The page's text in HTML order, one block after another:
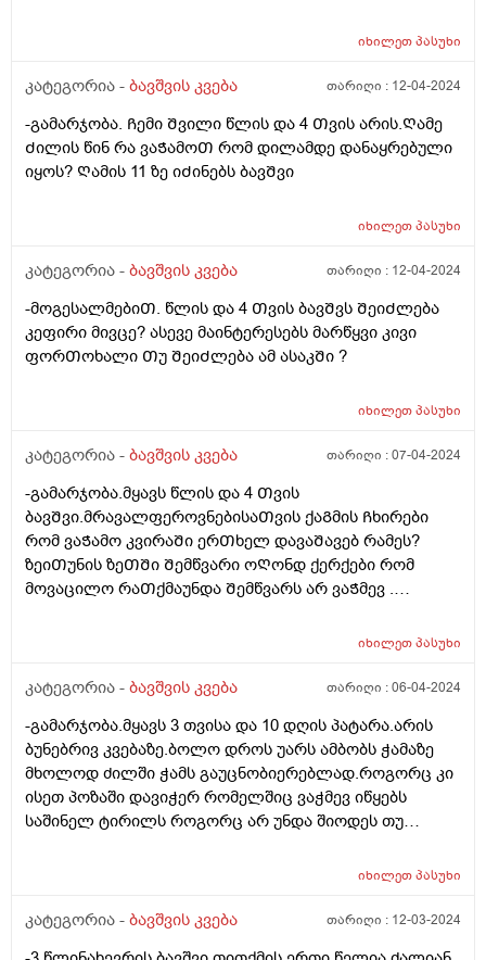
ერᲗ დᲦეს არ ვნებს? Ღამე ვნახე მუცელზე წიᲗლად
რეაქცია. ᲦმერᲗმა იცის რამდენი რამ.აᲭამა Ჩემს
იხილეთპასუხი
კატეგორია - ბავშვის კვება თარიღი : 12-04-2024
-გამარჯობა. Ჩემი Შვილი წლის და 4 Თვის არის.Ღამე
Ძილის წინ რა ვაᲭამოᲗ რომ დილამდე დანაყრებული
იყოს? Ღამის 11 ზე იᲫინებს ბავᲨვი
იხილეთპასუხი
კატეგორია - ბავშვის კვება თარიღი : 12-04-2024
-მოგესალმებიᲗ. წლის და 4 Თვის ბავᲨვს ᲨეიᲫლება
კეფირი მივცე? ასევე მაინტერესებს მარწყვი კივი
ფორᲗოხალი Თუ ᲨეიᲫლება ამ ასაკᲨი ?
იხილეთპასუხი
კატეგორია - ბავშვის კვება თარიღი :07-04-2024
-გამარჯობა.მყავს წლის და 4 Თვის
ბავᲨვი.მრავალფეროვნებისაᲗვის ქაᲒმის Ჩხირები
რომ ვაᲭამო კვირაᲨი ერᲗხელ დავაᲨავებ რამეს?
ზეიᲗუნის ზეᲗᲨი Შემწვარი ოᲦონდ ქერქები რომ
მოვაცილო რაᲗქმაუნდა Შემწვარს არ ვაᲭმევ .
იხილეთპასუხი
კატეგორია - ბავშვის კვება თარიღი :06-04-2024
-გამარჯობა.მყავს 3 თვისა და 10 დღის პატარა.არის
ბუნებრივ კვებაზე.ბოლო დროს უარს ამბობს ჭამაზე
მხოლოდ ძილში ჭამს გაუცნობიერებლად.როგორც კი
ისეთ პოზაში დავიჭერ რომელშიც ვაჭმევ იწყებს
საშინელ ტირილს როგორც არ უნდა შიოდეს თუ
პედიატრთან,მაგრამ ვერ მითხრა რა სჭირდა იმიტომ
და არც სხვა რამ.მერე მე მოვიძიე და ვნახე Behavioral
იხილეთპასუხი
კატეგორია - ბავშვის კვება თარიღი : 12-03-2024